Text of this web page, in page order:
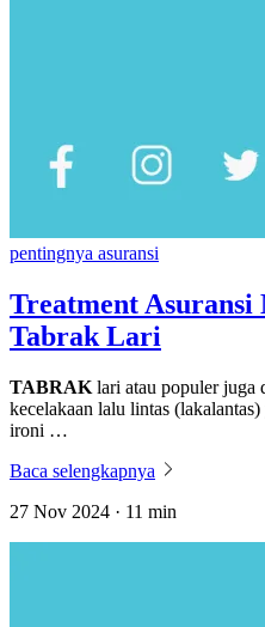
pentingnya asuransi
Treatment Asuransi
Tabrak Lari
TABRAK lari atau populer juga
kecelakaan lalu lintas
ironi …
Baca selengkapnya
27 Nov 2024 · 11 min